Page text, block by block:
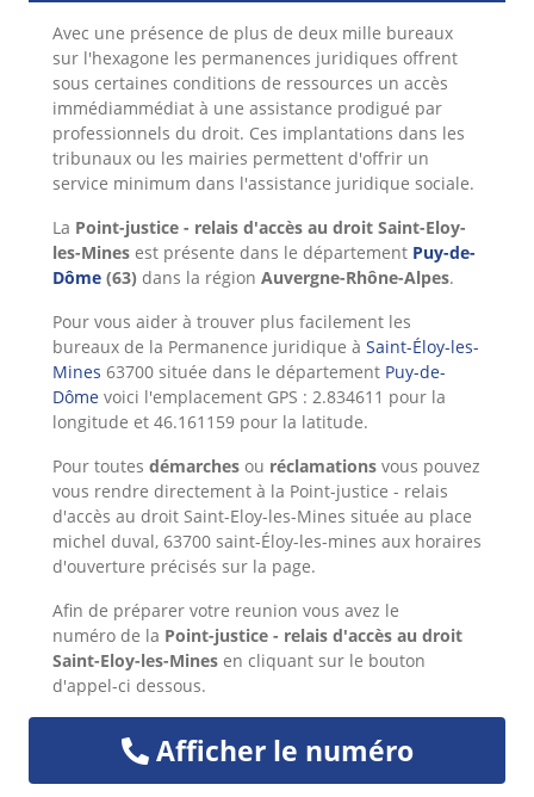
Avec une présence de plus de deux mille bureaux
sur l'hexagone les permanences juridiques offrent
sous certaines conditions de ressources un accès
immédiammédiat à une assistance prodigué par
professionnels du droit. Ces implantations dans les
tribunaux ou les mairies permettent d'offrir un
service minimum dans l'assistance juridique sociale.
La Point-justice - relais d'accès au droit Saint-Eloy-
les-Mines est présente dans le département Puy-de-
Dôme (63) dans la région Auvergne-Rhône-Alpes.
Pour vous aider à trouver plus facilement les
bureaux de la Permanence juridique à Saint-Éloy-les-
Mines 63700 située dans le département Puy-de-
Dôme voici l'emplacement GPS : 2.834611 pour la
longitude et 46.161159 pour la latitude.
Pour toutes démarches ou réclamations vous pouvez
vous rendre directement à la Point-justice - relais
d'accès au droit Saint-Eloy-les-Mines située au place
michel duval, 63700 saint-Éloy-les-mines aux horaires
d'ouverture précisés sur la page.
Afin de préparer votre reunion vous avez le
numéro de la Point-justice - relais d'accès au droit
Saint-Eloy-les-Mines en cliquant sur le bouton
d'appel-ci dessous.
Afficher le numéro